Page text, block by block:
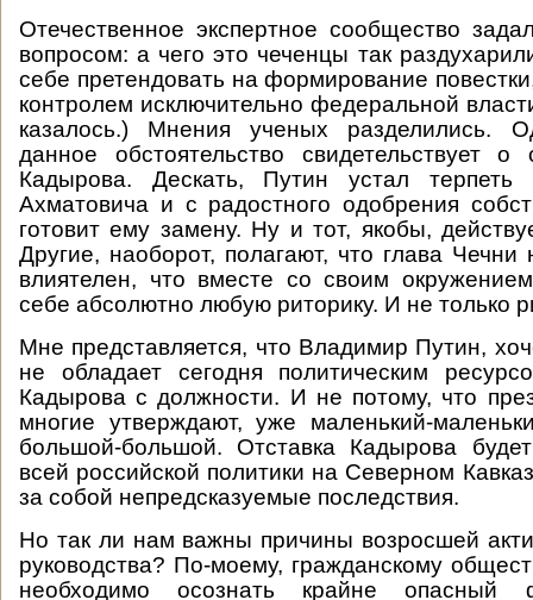
Отечественное экспертное сообщество
вопросом: а чего это чеченцы так
себе претендовать на формирование
контролем исключительно федеральной
казалось.) Мнения ученых разделились.
данное обстоятельство свидетельствует о
Кадырова. Дескать, Путин устал терпеть
Ахматовича и с радостного одобрения
готовит ему замену. Ну и тот, якобы,
Другие, наоборот, полагают, что глава
влиятелен, что вместе со своим
себе абсолютно любую риторику. И не только
Мне представляется, что Владимир Путин,
не обладает сегодня политическим
Кадырова с должности. И не потому, что
многие утверждают, уже маленький-
большой-большой. Отставка Кадырова
всей российской политики на Северном
за собой непредсказуемые последствия.
Но так ли нам важны причины возросшей
руководства? По-моему, гражданскому
необходимо осознать крайне